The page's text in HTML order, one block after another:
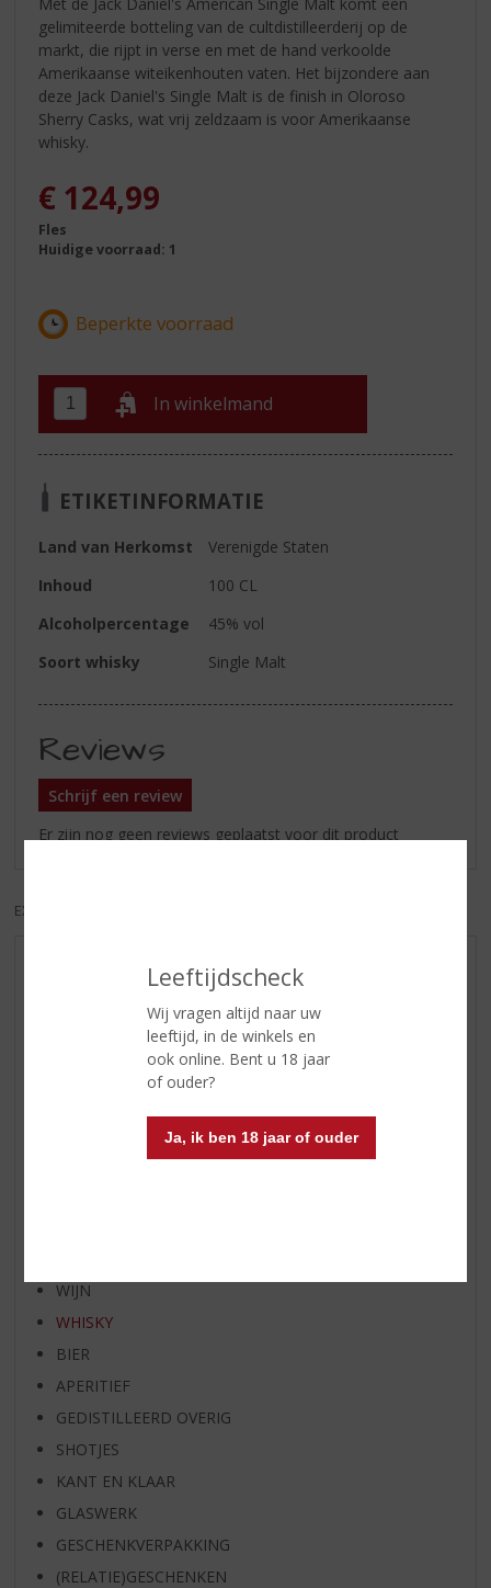
Leeftijdscheck
Wij vragen altijd naar uw
leeftijd, in de winkels en
ook online. Bent u 18 jaar
of ouder?
Ja, ik ben 18 jaar of ouder
gelimiteerde botteling van de cultdistilleerderij op de
markt, die rijpt in verse en met de hand verkoolde
Amerikaanse witeikenhouten vaten. Het bijzondere aan
deze Jack Daniel's Single Malt is de finish in Oloroso
Sherry Casks, wat vrij zeldzaam is voor Amerikaanse
whisky.
€ 124,99
Fles
Huidige voorraad: 1
In winkelmand
ETIKETINFORMATIE
Land van Herkomst
Verenigde Staten
Inhoud
100 CL
Alcoholpercentage
45% vol
Soort whisky
Single Malt
Reviews
Schrijf een review
Er zijn nog geen reviews geplaatst voor dit product
EXCL. BTW
AANBIEDINGEN
WIJN VAN DE MAAND
WHISKY VAN DE MAAND
RUM VAN DE MAAND
SPIRIT VAN DE MAAND
EXCLUSIEF TOPSLIJTER
WIJN
WHISKY
BIER
APERITIEF
GEDISTILLEERD OVERIG
SHOTJES
KANT EN KLAAR
GLASWERK
GESCHENKVERPAKKING
(RELATIE)GESCHENKEN